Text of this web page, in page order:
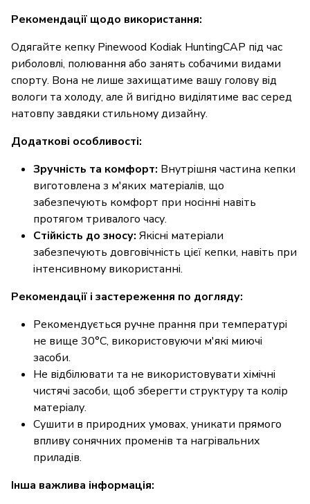
Рекомендації щодо використання:
Одягайте кепку Pinewood Kodiak HuntingCAP під час
риболовлі, полювання або занять собачими видами
спорту. Вона не лише захищатиме вашу голову від
вологи та холоду, але й вигідно виділятиме вас серед
натовпу завдяки стильному дизайну.
Додаткові особливості:
Зручність та комфорт: Внутрішня частина кепки
виготовлена з м'яких матеріалів, що
забезпечують комфорт при носінні навіть
протягом тривалого часу.
Стійкість до зносу: Якісні матеріали
забезпечують довговічність цієї кепки, навіть при
інтенсивному використанні.
Рекомендації і застереження по догляду:
Рекомендується ручне прання при температурі
не вище 30°C, використовуючи м'які миючі
засоби.
Не відбілювати та не використовувати хімічні
чистячі засоби, щоб зберегти структуру та колір
матеріалу.
Сушити в природних умовах, уникати прямого
впливу сонячних променів та нагрівальних
приладів.
Інша важлива інформація: